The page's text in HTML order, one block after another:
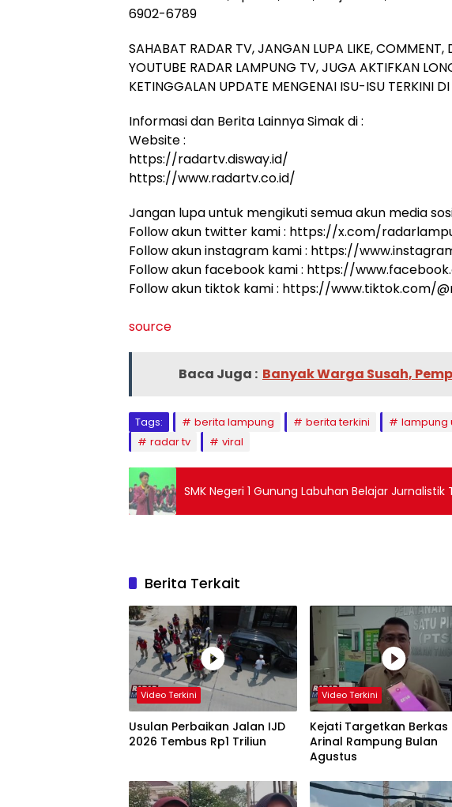
6902-6789
SAHABAT RADAR TV, JANGAN LUPA LIKE, COMMENT,
YOUTUBE RADAR LAMPUNG TV, JUGA AKTIFKAN
KETINGGALAN UPDATE MENGENAI ISU-ISU TERKINI
Informasi dan Berita Lainnya Simak di :
Website :
https://radartv.disway.id/
https://www.radartv.co.id/
Jangan lupa untuk mengikuti semua akun media
Follow akun twitter kami : https://x.com/
Follow akun instagram kami : https://
Follow akun facebook kami : https://
Follow akun tiktok kami : https://www.tiktok.com/
source
Baca Juga : Banyak Warga Susah,
Tags: berita lampung berita terkini lampung
radar tv
viral
SMK Negeri 1 Gunung Labuhan Belajar Jurnalistik
Berita Terkait
Video Terkini
Usulan Perbaikan Jalan IJD
2026 Tembus Rp1 Triliun
Video Terkini
Kejati Targetkan Berkas
Arinal Rampung Bulan
Agustus